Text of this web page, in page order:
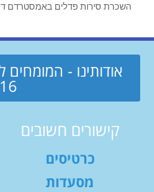
השכרת סירות פדלים באמסטרדם
אודותינו -
קישורים חשובים
כרטיסים
מסעדות